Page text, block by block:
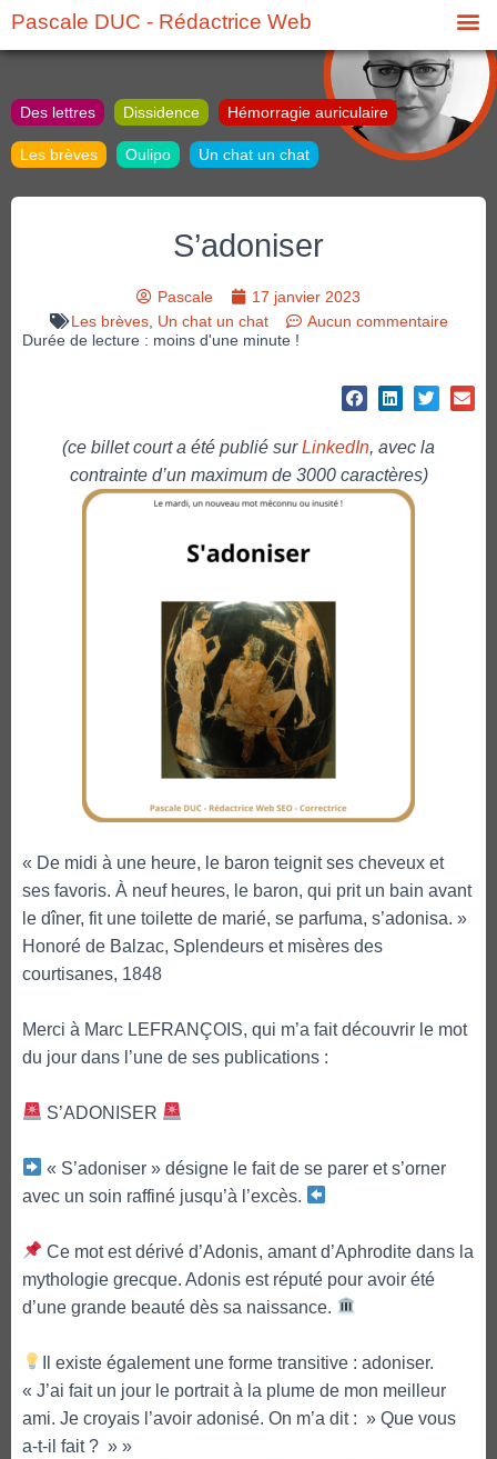
Pascale DUC - Rédactrice Web
Des lettres Dissidence Hémorragie auriculaire
Les brèves Oulipo Un chat un chat
S’adoniser
Pascale
17 janvier 2023
Les brèves, Un chat un chat
Aucun commentaire
Durée de lecture : moins d'une minute !
(ce billet court a été publié surLinkedIn, avec la
contrainte d’un maximum de 3000 caractères)
« De midi à une heure, le baron teignit ses cheveux et
ses favoris. À neuf heures, le baron, qui prit un bain avant
le dîner, fit une toilette de marié, se parfuma, s’adonisa. »
Honoré de Balzac, Splendeurs et misères des
courtisanes, 1848
Merci à Marc LEFRANÇOIS, qui m’a fait découvrir le mot
du jour dans l’une de ses publications :
S’ADONISER
« S’adoniser » désigne le fait de se parer et s’orner
avec un soin raffiné jusqu’à l’excès.
Ce mot est dérivé d’Adonis, amant d’Aphrodite dans la
mythologie grecque. Adonis est réputé pour avoir été
d’une grande beauté dès sa naissance.
Il existe également une forme transitive : adoniser.
« J’ai fait un jour le portrait à la plume de mon meilleur
ami. Je croyais l’avoir adonisé. On m’a dit : » Que vous
a-t-il fait ? » »